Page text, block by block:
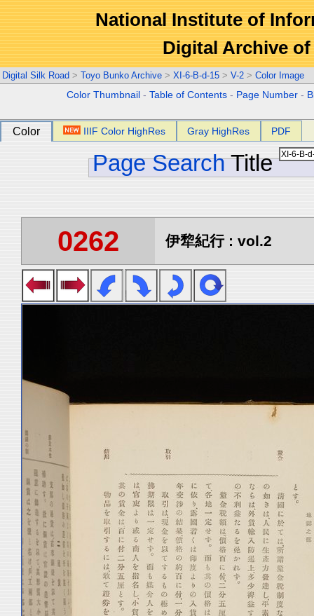
National Institute of
Digital Archive
Digital Silk Road > Toyo Bunko Archive > XI-6-B-d-15 > V-2 > Color Image
Color Thumbnail -Table of Contents - Page Number -
Color IIIF Color HighRes Gray HighRes PDF
Page Search Title
0262 伊犂紀行 : vol.2